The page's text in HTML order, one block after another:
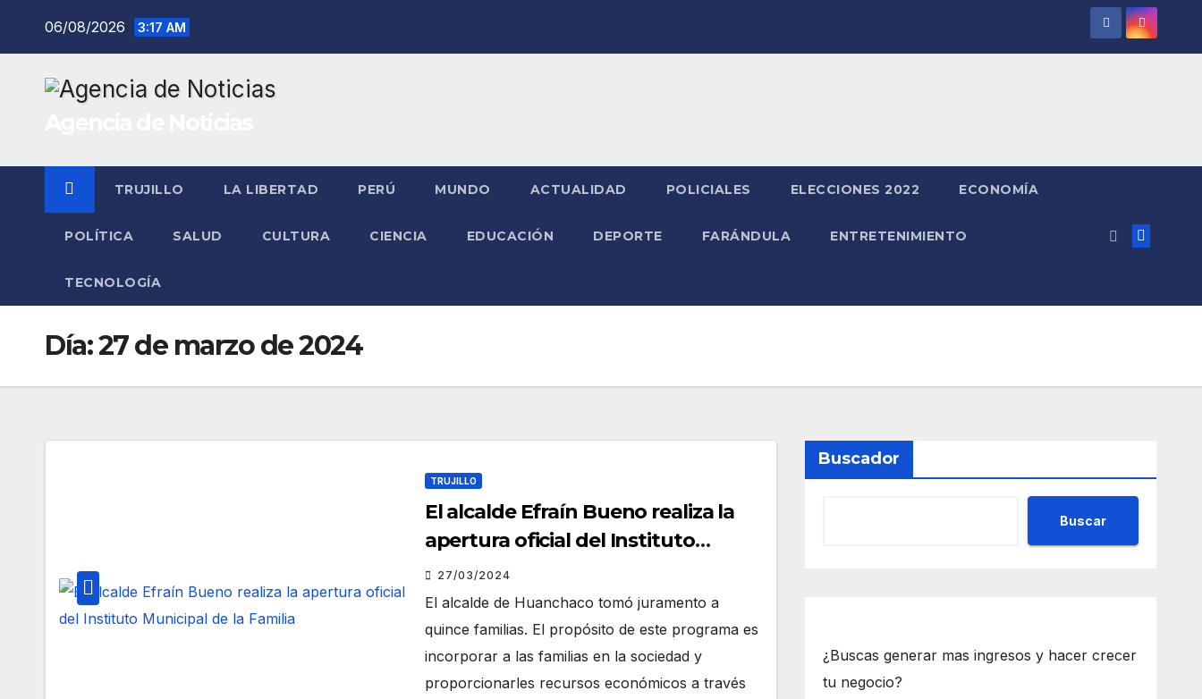
06/08/2026 3:17 AM
TRUJILLO LA LIBERTAD PERÚ MUNDO ACTUALIDAD POLICIALES ELECCIONES 2022 ECONOMÍA
POLÍTICA SALUD CULTURA CIENCIA EDUCACIÓN DEPORTE FARÁNDULA ENTRETENIMIENTO
TECNOLOGÍA
Día:27 de marzo de 2024
TRUJILLO
El alcalde Efraín Bueno realiza la
apertura oficial del Instituto
Municipal de la Familia
27/03/2024
El alcalde de Huanchaco tomó juramento a
quince familias. El propósito de este programa es
incorporar a las familias en la sociedad y
proporcionarles recursos económicos a través
Buscador
Buscar
¿Buscas generar mas ingresos y hacer crecer
tu negocio?